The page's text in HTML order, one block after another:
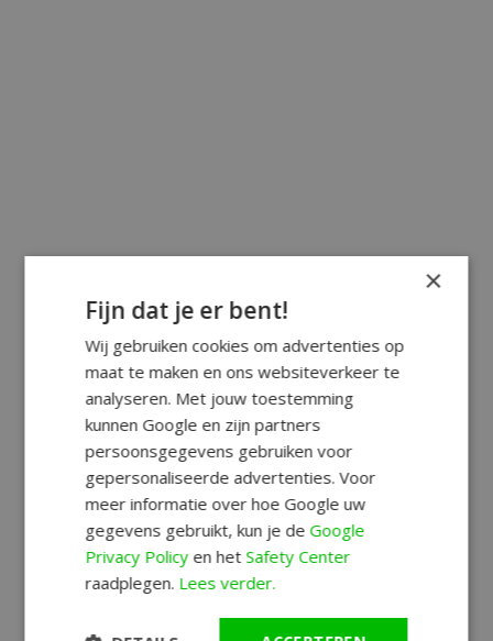
×
Fijn dat je er bent!
Wij gebruiken cookies om advertenties op
maat te maken en ons websiteverkeer te
analyseren. Met jouw toestemming
kunnen Google en zijn partners
persoonsgegevens gebruiken voor
gepersonaliseerde advertenties. Voor
meer informatie over hoe Google uw
gegevens gebruikt, kun je deGoogle
Privacy Policyen hetSafety Center
raadplegen. Lees verder.